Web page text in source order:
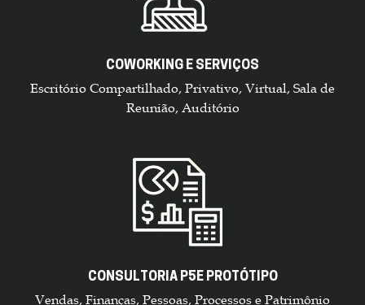
COWORKING E SERVIÇOS
Escritório Compartilhado, Privativo, Virtual, Sala de
Reunião, Auditório
CONSULTORIA P5E PROTÓTIPO
Vendas, Finanças, Pessoas, Processos e Patrimônio